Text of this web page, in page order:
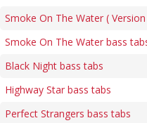
Smoke On The Water (
Smoke On The Water bass
Black Night bass tabs
Highway Star bass tabs
Perfect Strangers bass tabs